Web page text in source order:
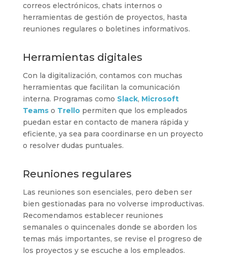
correos electrónicos, chats internos o
herramientas de gestión de proyectos, hasta
reuniones regulares o boletines informativos.
Herramientas digitales
Con la digitalización, contamos con muchas
herramientas que facilitan la comunicación
interna. Programas como Slack, Microsoft
Teamso Trello permiten que los empleados
puedan estar en contacto de manera rápida y
eficiente, ya sea para coordinarse en un proyecto
o resolver dudas puntuales.
Reuniones regulares
Las reuniones son esenciales, pero deben ser
bien gestionadas para no volverse improductivas.
Recomendamos establecer reuniones
semanales o quincenales donde se aborden los
temas más importantes, se revise el progreso de
los proyectos y se escuche a los empleados.